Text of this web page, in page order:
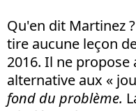
Qu'en dit Martinez
tire aucune leçon
2016. Il ne
alternative aux «
fond du problème.